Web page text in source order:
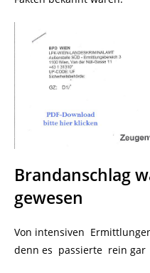
Brandanschlag
gewesen
Von intensiven
denn es passierte rein gar